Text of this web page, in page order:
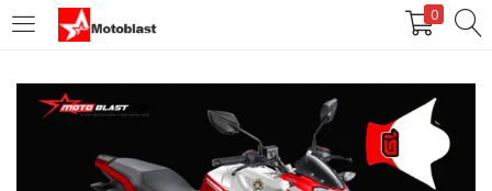
0
LOGIN REGISTER
Enter your username and password to login.